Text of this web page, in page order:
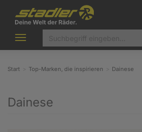
Toggle
navigation
Start Top-Marken, die inspirieren Dainese
Dainese